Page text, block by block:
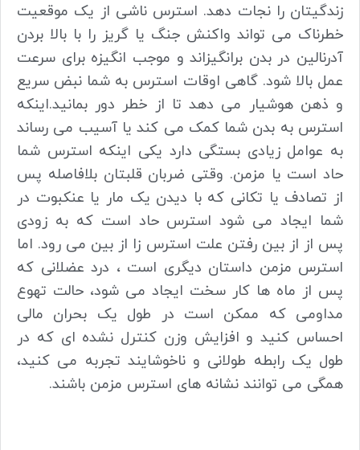
زندگیتان را نجات دهد. استرس ناشی از یک موقعیت
خطرناک می تواند واکنش جنگ یا گریز را با بالا بردن
آدرنالین در بدن برانگیزاند و موجب انگیزه برای سرعت
عمل بالا شود. گاهی اوقات استرس به شما نبض سریع
و ذهن هوشیار می دهد تا از خطر دور بمانید.اینکه
استرس به بدن شما کمک می کند یا آسیب می رساند
به عوامل زیادی بستگی دارد یکی اینکه استرس شما
حاد است یا مزمن. وقتی ضربان قلبتان بلافاصله پس
از تصادف یا تکانی که با دیدن یک مار یا عنکبوت در
شما ایجاد می شود استرس حاد است که به زودی
پس از از بین رفتن علت استرس زا از بین می رود. اما
استرس مزمن داستان دیگری است ، درد عضلانی که
پس از ماه ها کار سخت ایجاد می شود، حالت تهوع
مداومی که ممکن است در طول یک بحران مالی
احساس کنید و افزایش وزن کنترل نشده ای که در
طول یک رابطه طولانی و ناخوشایند تجربه می کنید،
همگی می توانند نشانه های استرس مزمن باشند.